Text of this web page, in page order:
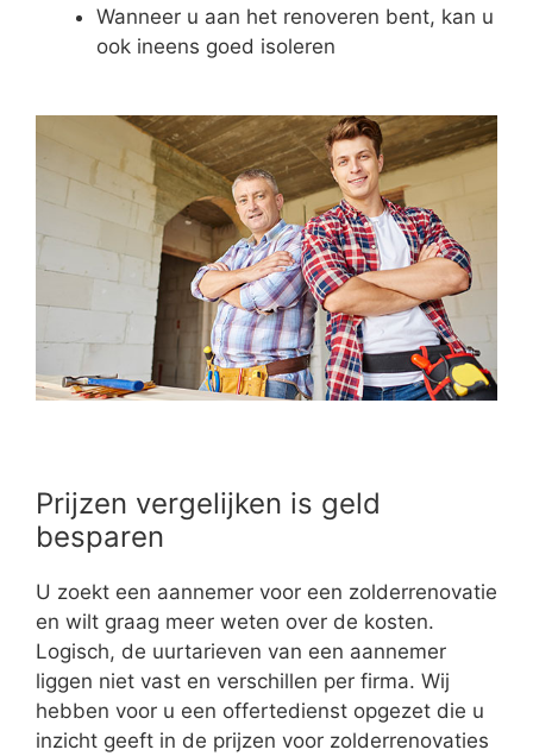
Wanneer u aan het renoveren bent, kan u
ook ineens goed isoleren
Prijzen vergelijken is geld
besparen
U zoekt een aannemer voor een zolderrenovatie
en wilt graag meer weten over de kosten.
Logisch, de uurtarieven van een aannemer
liggen niet vast en verschillen per firma. Wij
hebben voor u een offertedienst opgezet die u
inzicht geeft in de prijzen voor zolderrenovaties